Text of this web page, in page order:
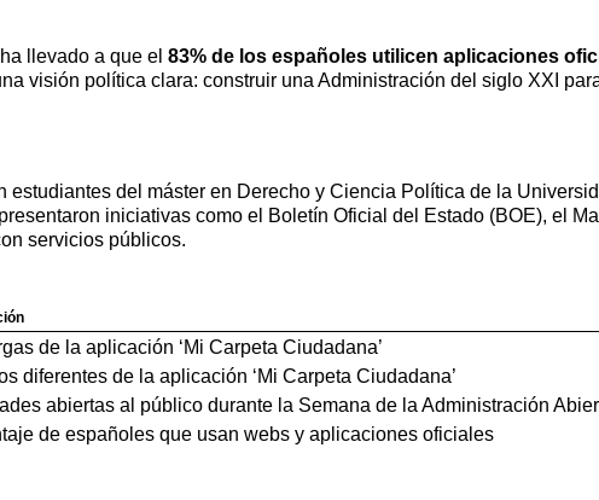
llevado a que el 83% de los españoles utilicen aplicaciones
visión política clara: construir una Administración del siglo XXI
del máster en Derecho y Ciencia Política de la
iniciativas como el Boletín Oficial del Estado (BOE), el
servicios públicos.
de la aplicación ‘Mi Carpeta Ciudadana’
diferentes de la aplicación ‘Mi Carpeta Ciudadana’
abiertas al público durante la Semana de la Administración
de españoles que usan webs y aplicaciones oficiales